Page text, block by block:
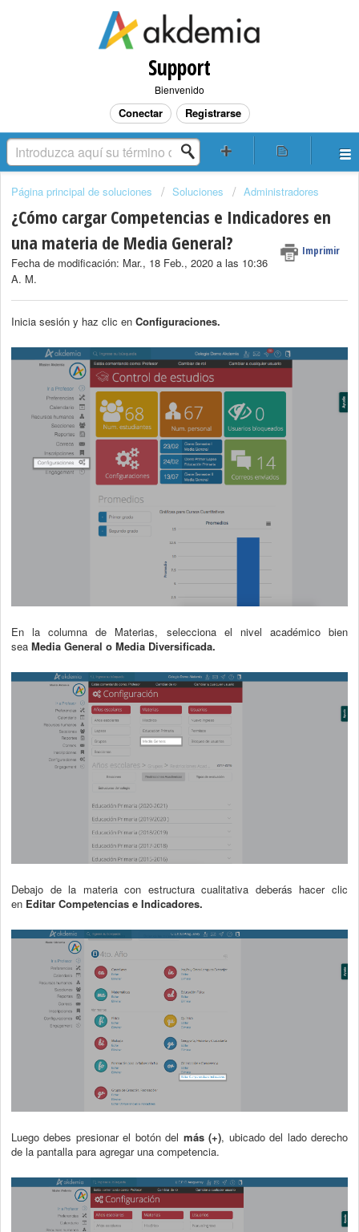
Support
Bienvenido
Conectar Registrarse
Página principal de soluciones Soluciones Administradores
¿Cómo cargar Competencias e Indicadores en
una materia de Media General?
Imprimir
Fecha de modificación: Mar., 18 Feb., 2020 a las 10:36
A. M.
Inicia sesión y haz clic en Configuraciones.
En la columna de Materias, selecciona el nivel académico bien
sea Media General o Media Diversificada.
Debajo de la materia con estructura cualitativa deberás hacer clic
en Editar Competencias e Indicadores.
Luego debes presionar el botón del más (+), ubicado del lado derecho
de la pantalla para agregar una competencia.